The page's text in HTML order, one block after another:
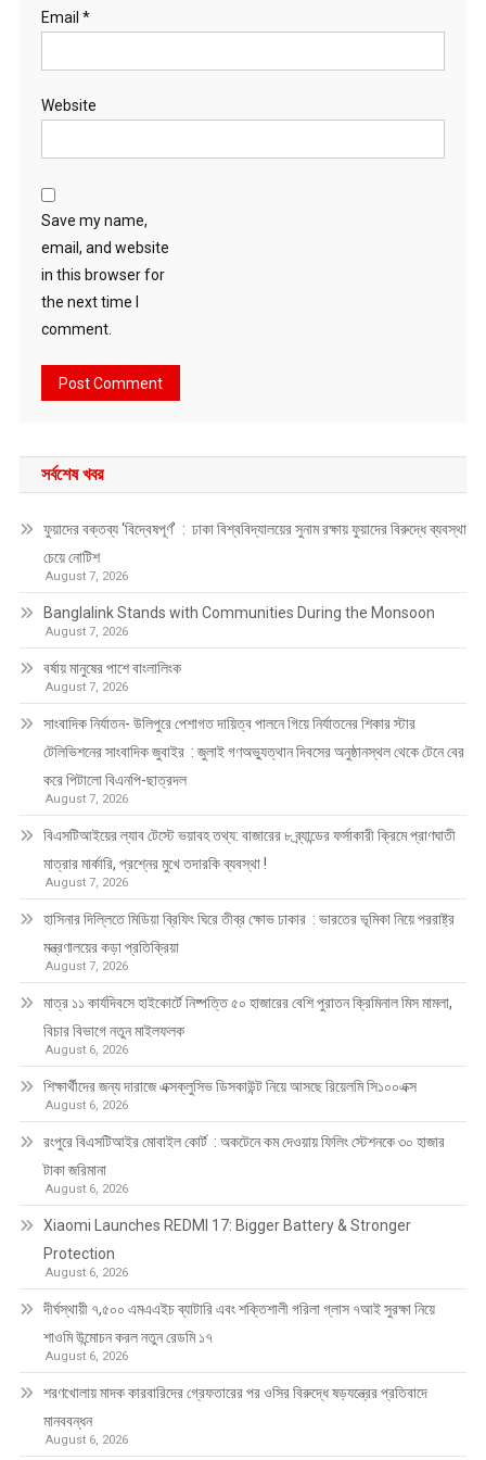
Email *
Website
Save my name,
email, and website
in this browser for
the next time I
comment.
সর্বশেষ খবর
ফুয়াদের বক্তব্য ‘বিদ্বেষপূর্ণ’ : ঢাকা বিশ্ববিদ্যালয়ের সুনাম রক্ষায় ফুয়াদের বিরুদ্ধে ব্যবস্থা
চেয়ে নোটিশ
August 7, 2026
Banglalink Stands with Communities During the Monsoon
August 7, 2026
বর্ষায় মানুষের পাশে বাংলালিংক
August 7, 2026
সাংবাদিক নির্যাতন- উলিপুরে পেশাগত দায়িত্ব পালনে গিয়ে নির্যাতনের শিকার স্টার
টেলিভিশনের সাংবাদিক জুবাইর : জুলাই গণঅভ্যুত্থান দিবসের অনুষ্ঠানস্থল থেকে টেনে বের
করে পিটালো বিএনপি-ছাত্রদল
August 7, 2026
বিএসটিআইয়ের ল্যাব টেস্টে ভয়াবহ তথ্য: বাজারের ৮ ব্র্যান্ডের ফর্সাকারী ক্রিমে প্রাণঘাতী
মাত্রার মার্কারি, প্রশ্নের মুখে তদারকি ব্যবস্থা !
August 7, 2026
হাসিনার দিল্লিতে মিডিয়া ব্রিফিং ঘিরে তীব্র ক্ষোভ ঢাকার : ভারতের ভূমিকা নিয়ে পররাষ্ট্র
মন্ত্রণালয়ের কড়া প্রতিক্রিয়া
August 7, 2026
মাত্র ১১ কার্যদিবসে হাইকোর্টে নিষ্পত্তি ৫০ হাজারের বেশি পুরাতন ক্রিমিনাল মিস মামলা,
বিচার বিভাগে নতুন মাইলফলক
August 6, 2026
শিক্ষার্থীদের জন্য দারাজে এক্সক্লুসিভ ডিসকাউন্ট নিয়ে আসছে রিয়েলমি সি১০০এক্স
August 6, 2026
রংপুরে বিএসটিআইর মোবাইল কোর্ট : অকটেনে কম দেওয়ায় ফিলিং স্টেশনকে ৩০ হাজার
টাকা জরিমানা
August 6, 2026
Xiaomi Launches REDMI 17: Bigger Battery & Stronger
Protection
August 6, 2026
দীর্ঘস্থায়ী ৭,৫০০ এমএএইচ ব্যাটারি এবং শক্তিশালী গরিলা গ্লাস ৭আই সুরক্ষা নিয়ে
শাওমি উন্মোচন করল নতুন রেডমি ১৭
August 6, 2026
শরণখোলায় মাদক কারবারিদের গ্রেফতারের পর ওসির বিরুদ্ধে ষড়যন্ত্রের প্রতিবাদে
মানববন্ধন
August 6, 2026